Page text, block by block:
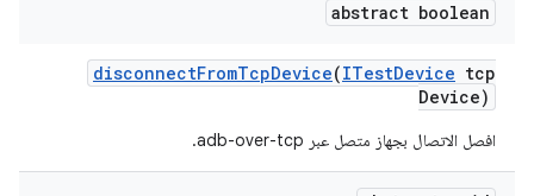
abstract boolean
disconnectFromTcpDevice(ITestDevice tcp
Device)
افصل الاتصال بجهاز متصل عبر adb-over-tcp.